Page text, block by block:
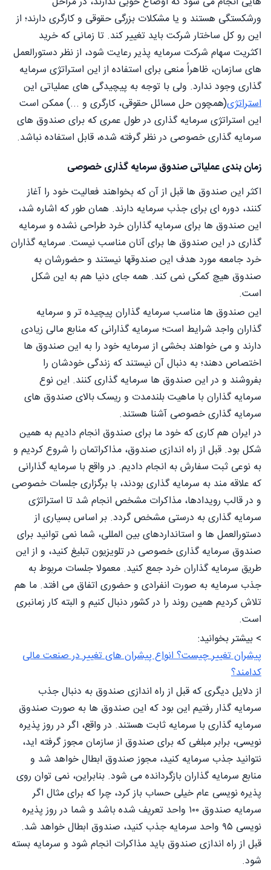
ورشکستگی هستند و یا مشکلات بزرگی حقوقی و کارگری دارند؛ از
این رو کل ساختار شرکت باید تغییر کند. تا زمانی که خرید
اکثریت سهام شرکت سرمایه پذیر رعایت شود، از نظر دستورالعمل
های سازمان، ظاهراً منعی برای استفاده از این استراتژی سرمایه
گذاری وجود ندارد. ولی با توجه به پیچیدگی های عملیاتی این
استراتژی(همچون حل مسائل حقوقی، کارگری و ...) ممکن است
این استراتژی سرمایه گذاری در طول عمری که برای صندوق های
سرمایه گذاری خصوصی در نظر گرفته شده، قابل استفاده نباشد.
زمان بندی عملیاتی صندوق سرمایه گذاری خصوصی
اکثر این صندوق ها قبل از آن که بخواهند فعالیت خود را آغاز
کنند، دوره ای برای جذب سرمایه دارند. همان طور که اشاره شد،
این صندوق ها برای سرمایه گذاران خرد طراحی نشده و سرمایه
گذاری در این صندوق ها برای آنان مناسب نیست. سرمایه گذاران
خرد جامعه مورد هدف این صندوقها نیستند و حضورشان به
صندوق هیچ کمکی نمی کند. همه جای دنیا هم به این شکل
است.
این صندوق ها مناسب سرمایه گذاران پیچیده تر و سرمایه
گذاران واجد شرایط است؛ سرمایه گذارانی که منابع مالی زیادی
دارند و می خواهند بخشی از سرمایه خود را به این صندوق ها
اختصاص دهند؛ به دنبال آن نیستند که زندگی خودشان را
بفروشند و در این صندوق ها سرمایه گذاری کنند. این نوع
سرمایه گذاران با ماهیت بلندمدت و ریسک بالای صندوق های
سرمایه گذاری خصوصی آشنا هستند.
در ایران هم کاری که خود ما برای صندوق انجام دادیم به همین
شکل بود. قبل از راه اندازی صندوق، مذاکراتمان را شروع کردیم و
به نوعی ثبت سفارش به انجام دادیم. در واقع با سرمایه گذارانی
که علاقه مند به سرمایه گذاری بودند، با برگزاری جلسات خصوصی
و در قالب رویدادها، مذاکرات مشخص انجام شد تا استراتژی
سرمایه گذاری به درستی مشخص گردد. بر اساس بسیاری از
دستورالعمل ها و استانداردهای بین المللی، شما نمی توانید برای
صندوق سرمایه گذاری خصوصی در تلویزیون تبلیغ کنید، و از این
طریق سرمایه گذاران خرد جمع کنید. معمولا جلسات مربوط به
جذب سرمایه به صورت انفرادی و حضوری اتفاق می افتد. ما هم
تلاش کردیم همین روند را در کشور دنبال کنیم و البته کار زمانبری
است.
> بیشتر بخوانید:
پیشران تغییر چیست؟ انواع پیشران های تغییر در صنعت مالی
کدامند؟
از دلایل دیگری که قبل از راه اندازی صندوق به دنبال جذب
سرمایه گذار رفتیم این بود که این صندوق ها به صورت صندوق
سرمایه گذاری با سرمایه ثابت هستند. در واقع، اگر در روز پذیره
نویسی، برابر مبلغی که برای صندوق از سازمان مجوز گرفته اید،
نتوانید جذب سرمایه کنید، مجوز صندوق ابطال خواهد شد و
منابع سرمایه گذاران بازگردانده می شود. بنابراین، نمی توان روی
پذیره نویسی عام خیلی حساب باز کرد، چرا که برای مثال اگر
سرمایه صندوق ۱۰۰ واحد تعریف شده باشد و شما در روز پذیره
نویسی ۹۵ واحد سرمایه جذب کنید، صندوق ابطال خواهد شد.
قبل از راه اندازی صندوق باید مذاکرات انجام شود و سرمایه بسته
شود.